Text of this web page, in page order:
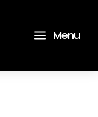
a Menu